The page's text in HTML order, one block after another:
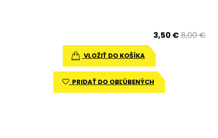
3,50 € 8,00 €
VLOŽIŤ DO KOŠÍKA
PRIDAŤ DO OBĽÚBENÝCH